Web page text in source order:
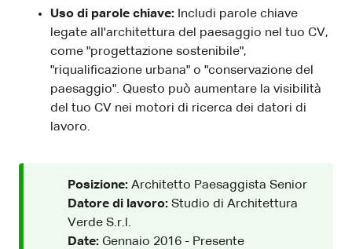
Uso di parole chiave: Includi parole chiave
legate all'architettura del paesaggio nel tuo CV,
come "progettazione sostenibile",
"riqualificazione urbana" o "conservazione del
paesaggio". Questo può aumentare la visibilità
del tuo CV nei motori di ricerca dei datori di
lavoro.
Posizione: Architetto Paesaggista Senior
Datore di lavoro: Studio di Architettura
Verde S.r.l.
Date: Gennaio 2016 - Presente